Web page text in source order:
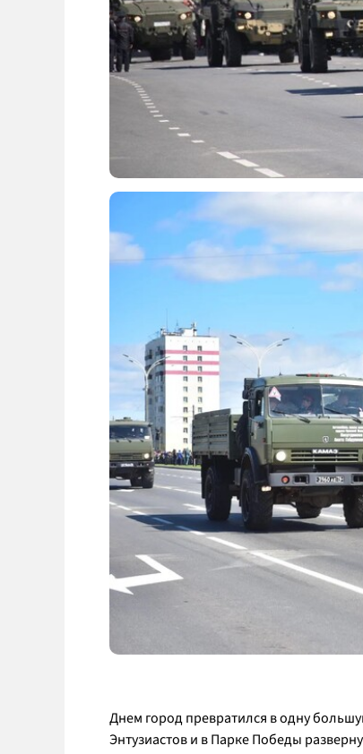
Днем город превратился в одну
Энтузиастов и в Парке Победы